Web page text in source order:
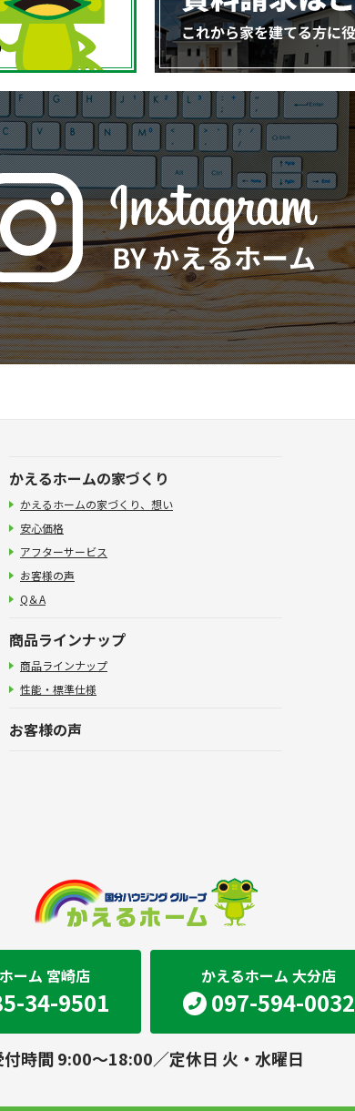
かえるホームの家づくり
かえるホームの家づくり、想い
安心価格
アフターサービス
お客様の声
Q＆A
商品ラインナップ
商品ラインナップ
性能・標準仕様
お客様の声
ーム 宮崎店
34-9501
かえるホーム 大分店
097-594-0032
付時間 9:00～18:00／定休日 火・水曜日